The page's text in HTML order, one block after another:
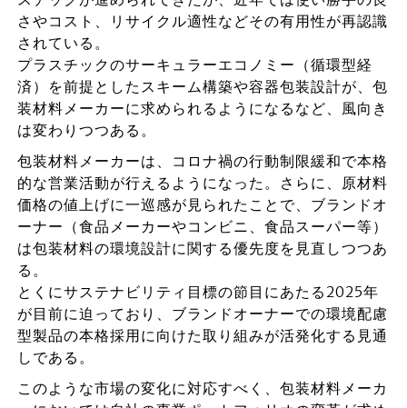
さやコスト、リサイクル適性などその有用性が再認識
されている。
プラスチックのサーキュラーエコノミー（循環型経
済）を前提としたスキーム構築や容器包装設計が、包
装材料メーカーに求められるようになるなど、風向き
は変わりつつある。
包装材料メーカーは、コロナ禍の行動制限緩和で本格
的な営業活動が行えるようになった。さらに、原材料
価格の値上げに一巡感が見られたことで、ブランドオ
ーナー（食品メーカーやコンビニ、食品スーパー等）
は包装材料の環境設計に関する優先度を見直しつつあ
る。
とくにサステナビリティ目標の節目にあたる2025年
が目前に迫っており、ブランドオーナーでの環境配慮
型製品の本格採用に向けた取り組みが活発化する見通
しである。
このような市場の変化に対応すべく、包装材料メーカ